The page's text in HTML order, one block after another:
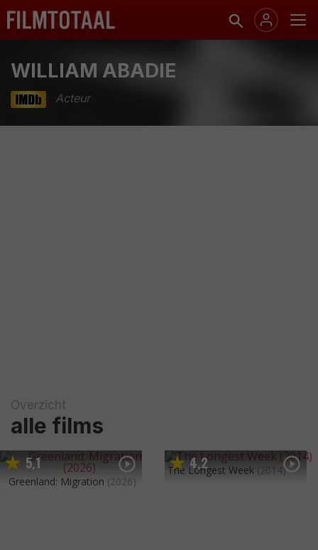
WILLIAM ABADIE
Acteur
Overzicht
alle films
5,1
Greenland: Migration (2026)
4,2
The Longest Week (2014)